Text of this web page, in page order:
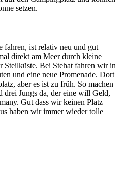
setzen.
fahren, ist relativ neu und gut
direkt am Meer durch kleine
Steilküste. Bei Stehat fahren wir in
und eine neue Promenade. Dort
aber es ist zu früh. So machen
Jungs da, der eine will Geld,
Gut dass wir keinen Platz
haben wir immer wieder tolle